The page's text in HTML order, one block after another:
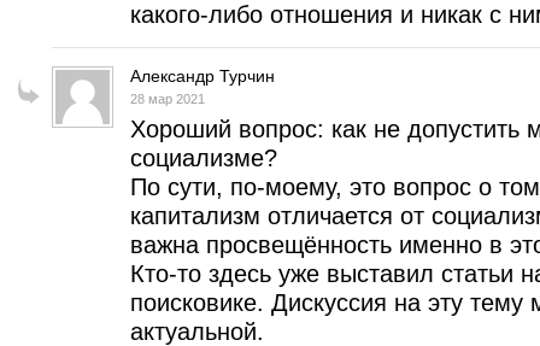
какого-либо отношения и никак с
Александр Турчин
28 мар 2021
Хороший вопрос: как не допустить
социализме?
По сути, по-моему, это вопрос о
капитализм отличается от
важна просвещённость именно в
Кто-то здесь уже выставил статьи
поисковике. Дискуссия на эту тему
актуальной.